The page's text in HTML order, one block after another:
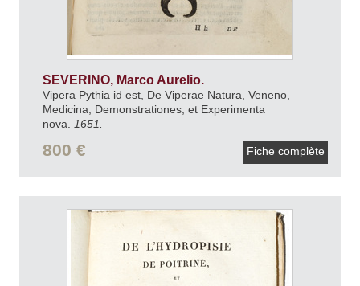
SEVERINO, Marco Aurelio.
Vipera Pythia id est, De Viperae Natura, Veneno,
Medicina, Demonstrationes, et Experimenta
nova.
1651.
800 € Fiche complète